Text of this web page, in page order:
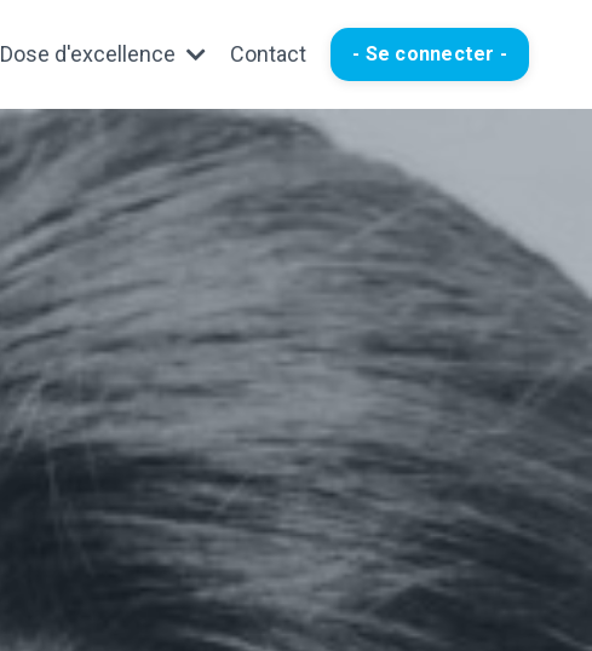
Dose d'excellence Contact - Se connecter -